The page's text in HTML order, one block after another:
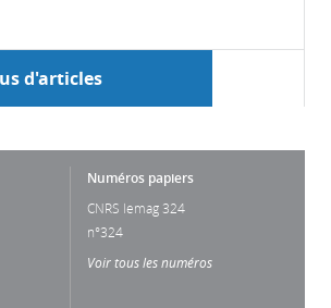
d'articles
Numéros papiers
CNRS lemag 324
n°324
Voir tous les numéros